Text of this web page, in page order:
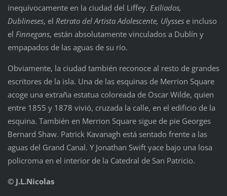
inequívocamente en la ciudad del Liffey. Exiliados,
Dublineses, el Retrato del Artista Adolescente, Ulyssese incluso
el Finnegans, están absolutamente vinculados a Dublín y
empapados de las aguas de su río.
Obviamente, la ciudad también reconoce al resto de grandes
escritores de la isla. Una de las esquinas de Merrion Square
acoge una extraña estatua coloreada de Oscar Wilde, quien
entre 1855 y 1878 vivió, cruzada la calle, en el edificio de la
esquina. También en Merrion Square sigue de pie Georges
Bernard Shaw. Patrick Kavanagh está sentado frente a las
aguas del Grand Canal. Y Jonathan Swift yace bajo una losa
policroma en el interior de la Catedral de San Patricio.
© J.L.Nicolas